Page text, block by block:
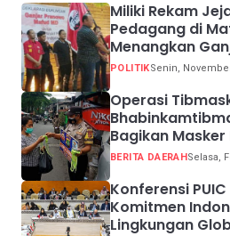
Miliki Rekam
Pedagang di
Menangkan
POLITIKSenin,
Operasi
Bagikan
Pelanggar
BERITA DAERAHSelasa,
Konferensi
Komitmen
Lingkungan